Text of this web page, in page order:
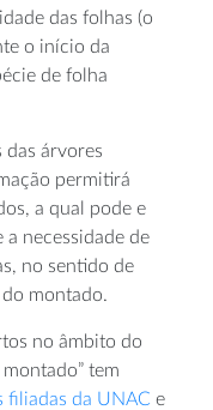
das folhas (o
o início da
de folha
das árvores
permitirá
a qual pode e
a necessidade de
no sentido de
montado.
no âmbito do
tem
filiadas da UNAC e